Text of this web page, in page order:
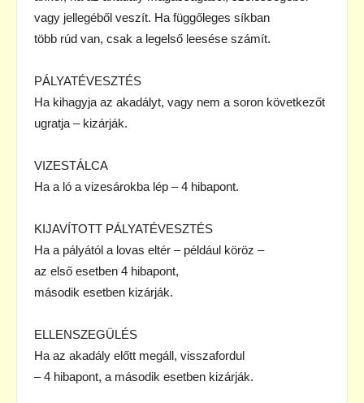
vagy jellegéből veszít. Ha függőleges síkban
több rúd van, csak a legelső leesése számít.
PÁLYATÉVESZTÉS
Ha kihagyja az akadályt, vagy nem a soron következőt
ugratja – kizárják.
VIZESTÁLCA
Ha a ló a vizesárokba lép – 4 hibapont.
KIJAVÍTOTT PÁLYATÉVESZTÉS
Ha a pályától a lovas eltér – például köröz –
az első esetben 4 hibapont,
második esetben kizárják.
ELLENSZEGÜLÉS
Ha az akadály előtt megáll, visszafordul
– 4 hibapont, a második esetben kizárják.